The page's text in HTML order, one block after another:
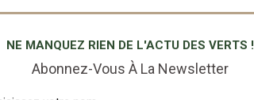
NE MANQUEZ RIEN DE L'ACTU DES VERTS !
Abonnez-Vous À La Newsletter